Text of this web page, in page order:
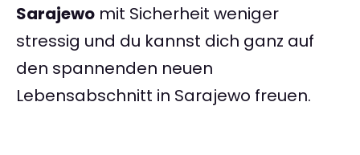
Sarajewo mit Sicherheit weniger
stressig und du kannst dich ganz auf
den spannenden neuen
Lebensabschnitt in Sarajewo freuen.